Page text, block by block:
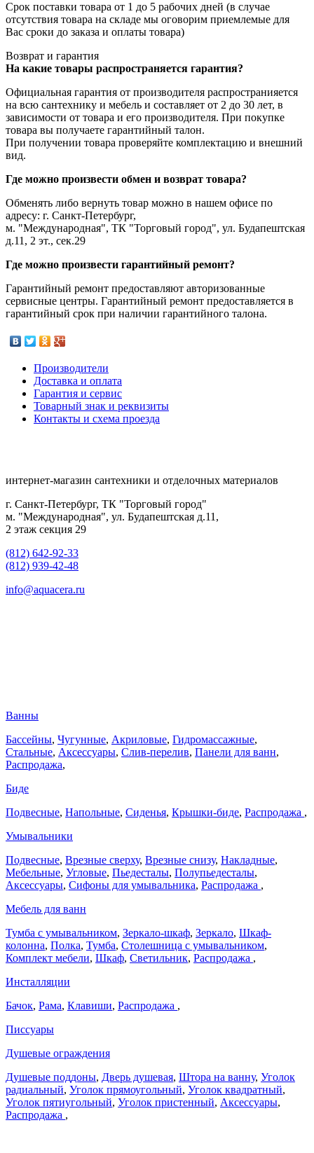
Срок поставки товара от 1 до 5 рабочих дней (в случае
отсутствия товара на складе мы оговорим приемлемые для
Вас сроки до заказа и оплаты товара)
Возврат и гарантия
На какие товары распространяется гарантия?
Официальная гарантия от производителя распространияется
на всю сантехнику и мебель и составляет от 2 до 30 лет, в
зависимости от товара и его производителя. При покупке
товара вы получаете гарантийный талон.
При получении товара проверяйте комплектацию и внешний
вид.
Где можно произвести обмен и возврат товара?
Обменять либо вернуть товар можно в нашем офисе по
адресу: г. Санкт-Петербург,
м. "Международная", ТК "Торговый город", ул. Будапештская
д.11, 2 эт., сек.29
Где можно произвести гарантийный ремонт?
Гарантийный ремонт предоставляют авторизованные
сервисные центры. Гарантийный ремонт предоставляется в
гарантийный срок при наличии гарантийного талона.
Производители
Доставка и оплата
Гарантия и сервис
Товарный знак и реквизиты
Контакты и схема проезда
интернет-магазин сантехники и отделочных материалов
г. Санкт-Петербург, ТК "Торговый город"
м. "Международная", ул. Будапештская д.11,
2 этаж секция 29
(812) 642-92-33
(812) 939-42-48
info@aquacera.ru
Ванны
Бассейны, Чугунные, Акриловые, Гидромассажные,
Стальные, Аксессуары, Слив-перелив, Панели для ванн,
Распродажа,
Биде
Подвесные, Напольные, Сиденья, Крышки-биде, Распродажа ,
Умывальники
Подвесные, Врезные сверху, Врезные снизу, Накладные,
Мебельные, Угловые, Пьедесталы, Полупьедесталы,
Аксессуары, Сифоны для умывальника, Распродажа ,
Мебель для ванн
Тумба с умывальником, Зеркало-шкаф, Зеркало, Шкаф-
колонна, Полка, Тумба, Столешница с умывальником,
Комплект мебели, Шкаф, Светильник, Распродажа ,
Инсталляции
Бачок, Рама, Клавиши, Распродажа ,
Писсуары
Душевые ограждения
Душевые поддоны, Дверь душевая, Штора на ванну, Уголок
радиальный, Уголок прямоугольный, Уголок квадратный,
Уголок пятиугольный, Уголок пристенный, Аксессуары,
Распродажа ,